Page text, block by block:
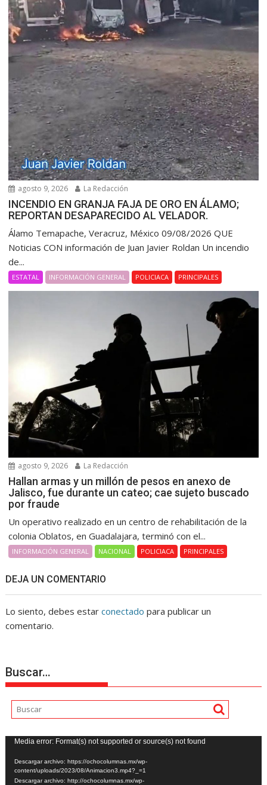
agosto 9, 2026 La Redacción
INCENDIO EN GRANJA FAJA DE ORO EN ÁLAMO;
REPORTAN DESAPARECIDO AL VELADOR.
Álamo Temapache, Veracruz, México 09/08/2026 QUE
Noticias CON información de Juan Javier Roldan Un incendio
de...
ESTATAL INFORMACIÓN GENERAL POLICIACA PRINCIPALES
agosto 9, 2026 La Redacción
Hallan armas y un millón de pesos en anexo de
Jalisco, fue durante un cateo; cae sujeto buscado
por fraude
Un operativo realizado en un centro de rehabilitación de la
colonia Oblatos, en Guadalajara, terminó con el...
INFORMACIÓN GENERAL NACIONAL POLICIACA PRINCIPALES
DEJA UN COMENTARIO
Lo siento, debes estarconectado para publicar un
comentario.
Buscar…
Reproductor
de
vídeo
Media error: Format(s) not supported or source(s) not found
Descargar archivo: https://ochocolumnas.mx/wp-
content/uploads/2023/08/Animacion3.mp4?_=1
Descargar archivo: http://ochocolumnas.mx/wp-